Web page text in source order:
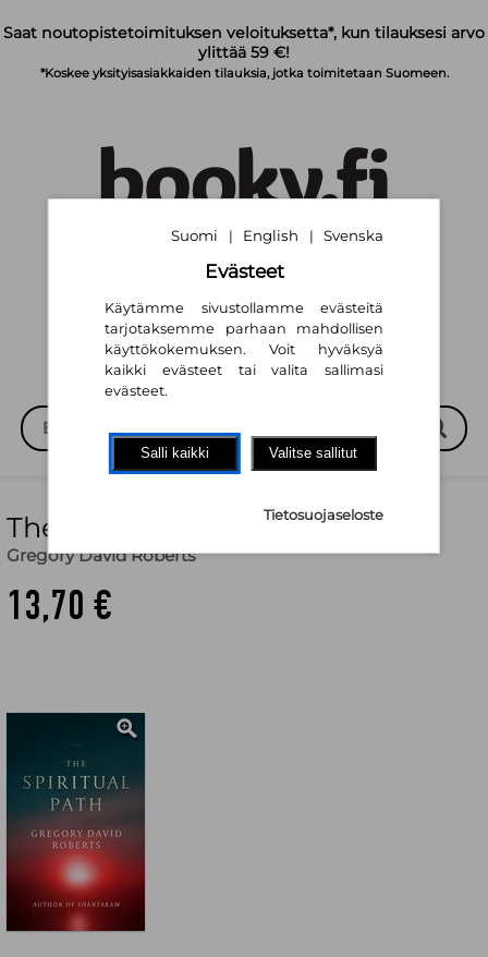
Saat noutopistetoimituksen veloituksetta*, kun tilauksesi arvo
ylittää 59 €!
*Koskee yksityisasiakkaiden tilauksia, jotka toimitetaan Suomeen.
English |
The Spiritual Path
Gregory David Roberts
13,70 €
Suomi | English | Svenska
Evästeet
Käytämme sivustollamme evästeitä
tarjotaksemme parhaan mahdollisen
käyttökokemuksen. Voit hyväksyä
kaikki evästeet tai valita sallimasi
evästeet.
Salli kaikki Valitse sallitut
Tietosuojaseloste